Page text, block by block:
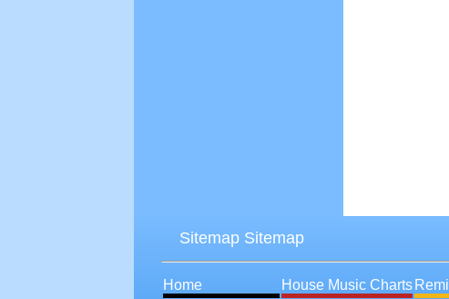
Sitemap Sitemap
Home House Music Charts